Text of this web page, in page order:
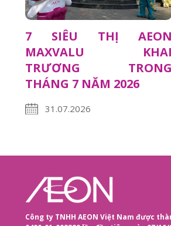
7 SIÊU THỊ AEON
MAXVALU KHAI
TRƯƠNG TRONG
THÁNG 7 NĂM 2026
31.07.2026
Công ty TNHH AEON Việt Nam được